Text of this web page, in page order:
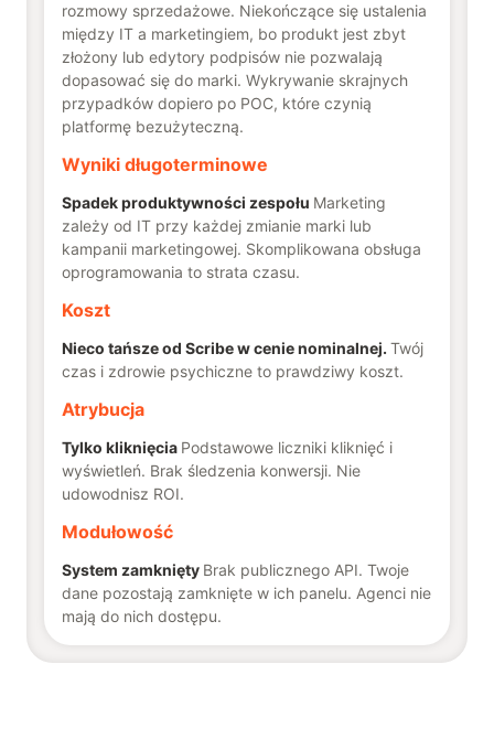
rozmowy sprzedażowe. Niekończące się ustalenia
między IT a marketingiem, bo produkt jest zbyt
złożony lub edytory podpisów nie pozwalają
dopasować się do marki. Wykrywanie skrajnych
przypadków dopiero po POC, które czynią
platformę bezużyteczną.
Wyniki długoterminowe
Spadek produktywności zespołu Marketing
zależy od IT przy każdej zmianie marki lub
kampanii marketingowej. Skomplikowana obsługa
oprogramowania to strata czasu.
Koszt
Nieco tańsze od Scribe w cenie nominalnej. Twój
czas i zdrowie psychiczne to prawdziwy koszt.
Atrybucja
Tylko kliknięcia Podstawowe liczniki kliknięć i
wyświetleń. Brak śledzenia konwersji. Nie
udowodnisz ROI.
Modułowość
System zamknięty Brak publicznego API. Twoje
dane pozostają zamknięte w ich panelu. Agenci nie
mają do nich dostępu.